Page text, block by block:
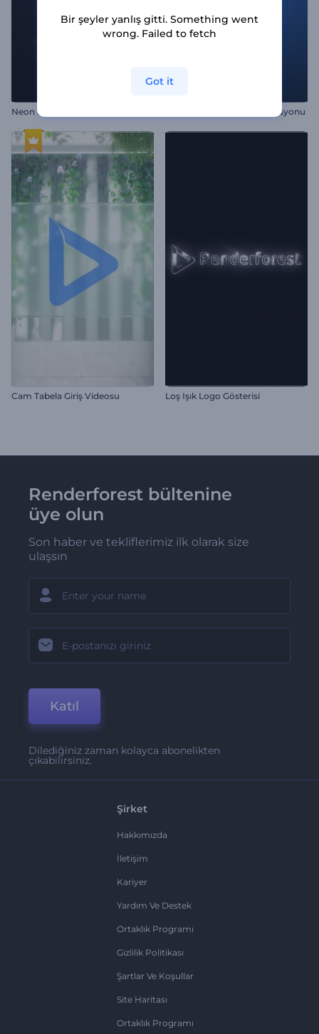
Neon Hatlar İntro Dijital Yerküre Logo Animasyonu
Cam Tabela Giriş Videosu Loş Işık Logo Gösterisi
Renderforest bültenine
üye olun
Son haber ve tekliflerimiz ilk olarak size
ulaşsın
Katıl
Dilediğiniz zaman kolayca abonelikten
çıkabilirsiniz.
Şirket
Hakkımızda
İletişim
Kariyer
Yardım Ve Destek
Ortaklık Programı
Gizlilik Politikası
Şartlar Ve Koşullar
Site Haritası
Ortaklık Programı
Bir şeyler yanlış gitti. Something went
wrong. Failed to fetch
Got it